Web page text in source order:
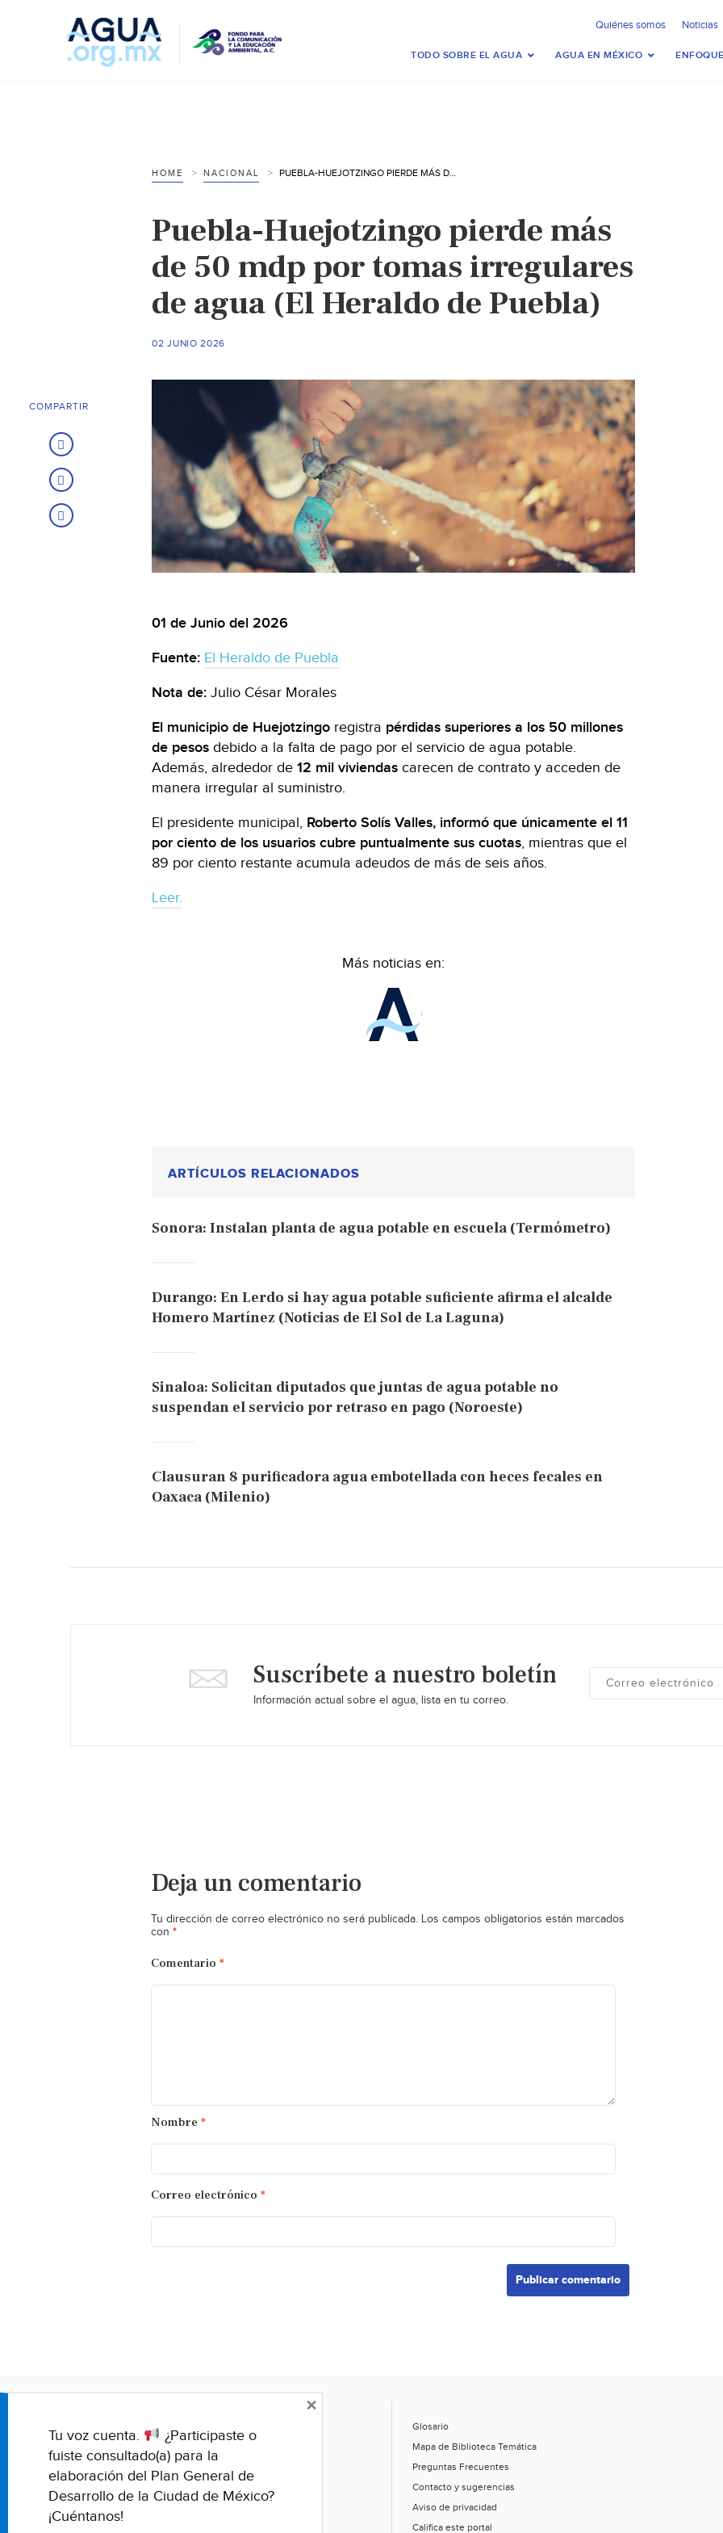
Quiénes somos Noticias
TODO SOBRE EL AGUA AGUA EN MÉXICO
HOME NACIONAL PUEBLA-HUEJOTZINGO PIERDE MÁS DE 50 MDP POR TOMAS IRREGULARES DE AGUA (EL HERALDO DE PUEBLA)
Puebla-Huejotzingo pierde más
de 50 mdp por tomas irregulares
de agua (El Heraldo de Puebla)
02 JUNIO 2026
01 de Junio del 2026
Fuente: El Heraldo de Puebla
Nota de: Julio César Morales
El municipio de Huejotzingo registra pérdidas superiores a los 50 millones
de pesos debido a la falta de pago por el servicio de agua potable.
Además, alrededor de 12 mil viviendas carecen de contrato y acceden de
manera irregular al suministro.
El presidente municipal, Roberto Solís Valles, informó que únicamente el 11
por ciento de los usuarios cubre puntualmente sus cuotas, mientras que el
89 por ciento restante acumula adeudos de más de seis años.
Leer.
Más noticias en:
ARTÍCULOS RELACIONADOS
Sonora: Instalan planta de agua potable en escuela (Termómetro)
Durango: En Lerdo si hay agua potable suficiente afirma el alcalde
Homero Martínez (Noticias de El Sol de La Laguna)
Sinaloa: Solicitan diputados que juntas de agua potable no
suspendan el servicio por retraso en pago (Noroeste)
Clausuran 8 purificadora agua embotellada con heces fecales en
Oaxaca (Milenio)
COMPARTIR
Suscríbete a nuestro boletín
Información actual sobre el agua, lista en tu correo.
Deja un comentario
Tu dirección de correo electrónico no será publicada. Los campos obligatorios están marcados
con *
Comentario *
Nombre *
Correo electrónico *
Glosario
Mapa de Biblioteca Temática
Preguntas Frecuentes
Contacto y sugerencias
Aviso de privacidad
Califica este portal
Tu voz cuenta.
¿Participaste o
fuiste consultado(a) para la
elaboración del Plan General de
Desarrollo de la Ciudad de México?
¡Cuéntanos!
×